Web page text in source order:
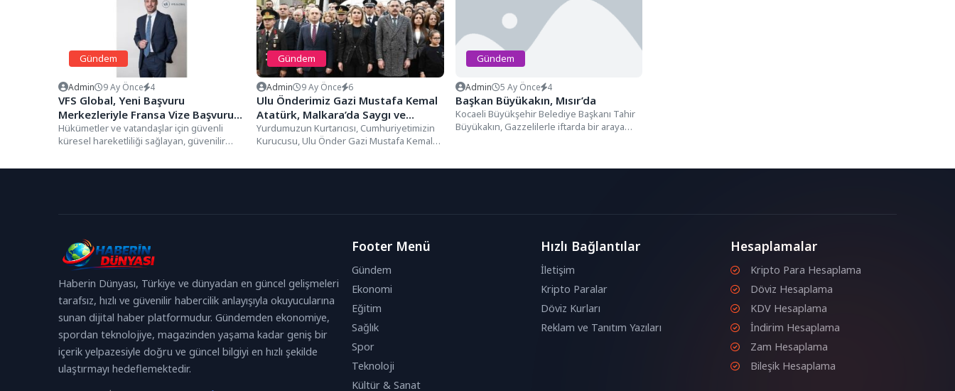
Gündem
Admin 9 Ay Önce 4
VFS Global, Yeni Başvuru
Merkezleriyle Fransa Vize Başvuru
Sürecini Daha Konforlu Hale
Getiriyor
Hükümetler ve vatandaşlar için güvenli
küresel hareketliliği sağlayan, güvenilir
hizmet...
Gündem
Admin 9 Ay Önce 6
Ulu Önderimiz Gazi Mustafa Kemal
Atatürk, Malkara’da Saygı ve
Özlemle Anıldı
Yurdumuzun Kurtarıcısı, Cumhuriyetimizin
Kurucusu, Ulu Önder Gazi Mustafa Kemal
dönümünde,...
Gündem
Admin 5 Ay Önce 4
Başkan Büyükakın, Mısır’da
Kocaeli Büyükşehir Belediye Başkanı Tahir
Büyükakın, Gazzelilerle iftarda bir araya
Haberin Dünyası, Türkiye ve dünyadan en güncel gelişmeleri
tarafsız, hızlı ve güvenilir habercilik anlayışıyla okuyucularına
sunan dijital haber platformudur. Gündemden ekonomiye,
spordan teknolojiye, magazinden yaşama kadar geniş bir
içerik yelpazesiyle doğru ve güncel bilgiyi en hızlı şekilde
ulaştırmayı hedeflemektedir.
Footer Menü
Gündem
Ekonomi
Eğitim
Sağlık
Spor
Teknoloji
Kültür & Sanat
Hızlı Bağlantılar
İletişim
Kripto Paralar
Döviz Kurları
Reklam ve Tanıtım Yazıları
Hesaplamalar
Kripto Para Hesaplama
Döviz Hesaplama
KDV Hesaplama
İndirim Hesaplama
Zam Hesaplama
Bileşik Hesaplama